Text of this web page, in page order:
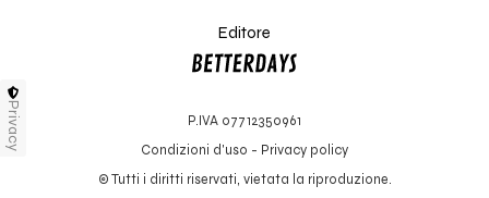
Editore
P.IVA 07712350961
Condizioni d'uso - Privacy policy
© Tutti i diritti riservati, vietata la riproduzione.
Privacy